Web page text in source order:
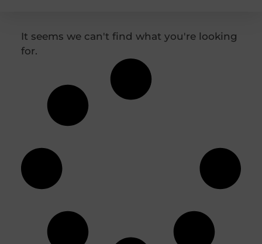
It seems we can't find what you're looking
for.